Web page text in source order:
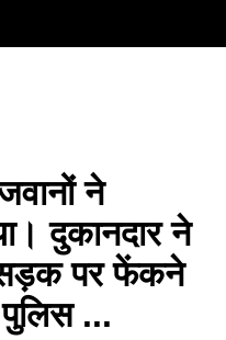
ने
दुकानदार ने
सड़क पर फेंकने
पुलिस ...